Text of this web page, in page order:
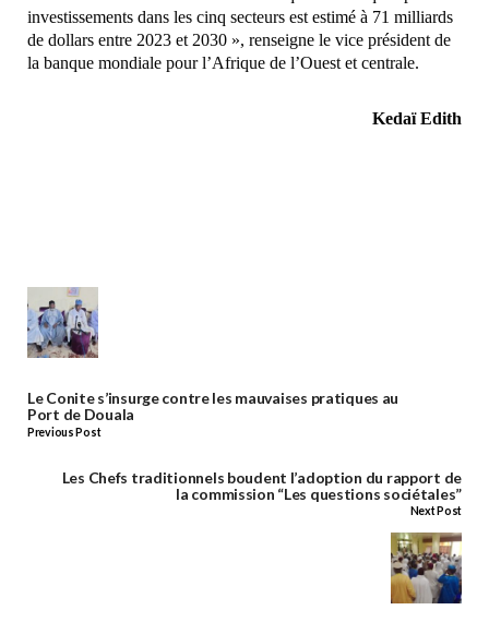
investissements dans les cinq secteurs est estimé à 71 milliards
de dollars entre 2023 et 2030 », renseigne le vice président de
la banque mondiale pour l’Afrique de l’Ouest et centrale.
Kedaï Edith
Le Conite s’insurge contre les mauvaises pratiques au
Port de Douala
Previous Post
Les Chefs traditionnels boudent l’adoption du rapport de
la commission “Les questions sociétales”
Next Post